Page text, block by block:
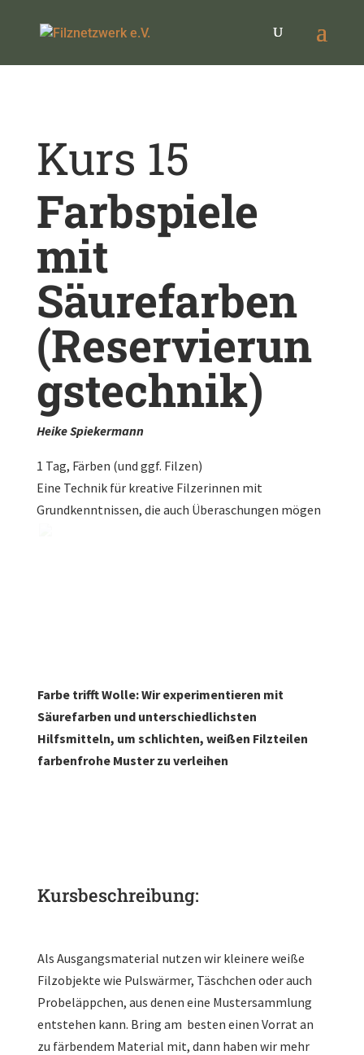
Kurs 15
Farbspiele
mit
Säurefarben
(Reservierun
gstechnik)
Heike Spiekermann
1 Tag, Färben (und ggf. Filzen)
Eine Technik für kreative Filzerinnen mit
Grundkenntnissen, die auch Überaschungen mögen
Farbe trifft Wolle: Wir experimentieren mit
Säurefarben und unterschiedlichsten
Hilfsmitteln, um schlichten, weißen Filzteilen
farbenfrohe Muster zu verleihen
Kursbeschreibung:
Als Ausgangsmaterial nutzen wir kleinere weiße
Filzobjekte wie Pulswärmer, Täschchen oder auch
Probeläppchen, aus denen eine Mustersammlung
entstehen kann. Bring am besten einen Vorrat an
zu färbendem Material mit, dann haben wir mehr